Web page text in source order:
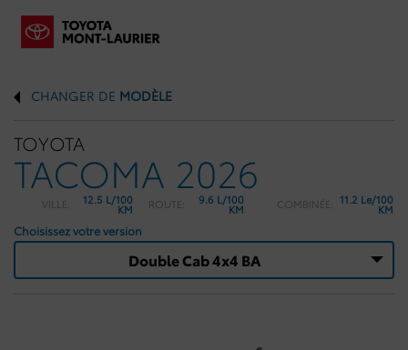
CHANGER DE MODÈLE
TOYOTA
TACOMA 2026
VILLE: 12.5 L/100
KM ROUTE: 9.6 L/100
KM COMBINÉE: 11.2 Le/100
KM
Choisissez votre version
Double Cab 4x4 BA